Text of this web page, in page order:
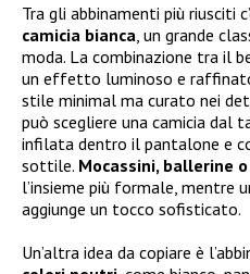
Tra gli abbinamenti più riusciti
camicia bianca , un grande
moda. La combinazione tra il
un effetto luminoso e
stile minimal ma curato nei
può scegliere una camicia dal
infilata dentro il pantalone e
sottile. Mocassini, ballerine
l’insieme più formale, mentre
aggiunge un tocco sofisticato.
Un’altra idea da copiare è